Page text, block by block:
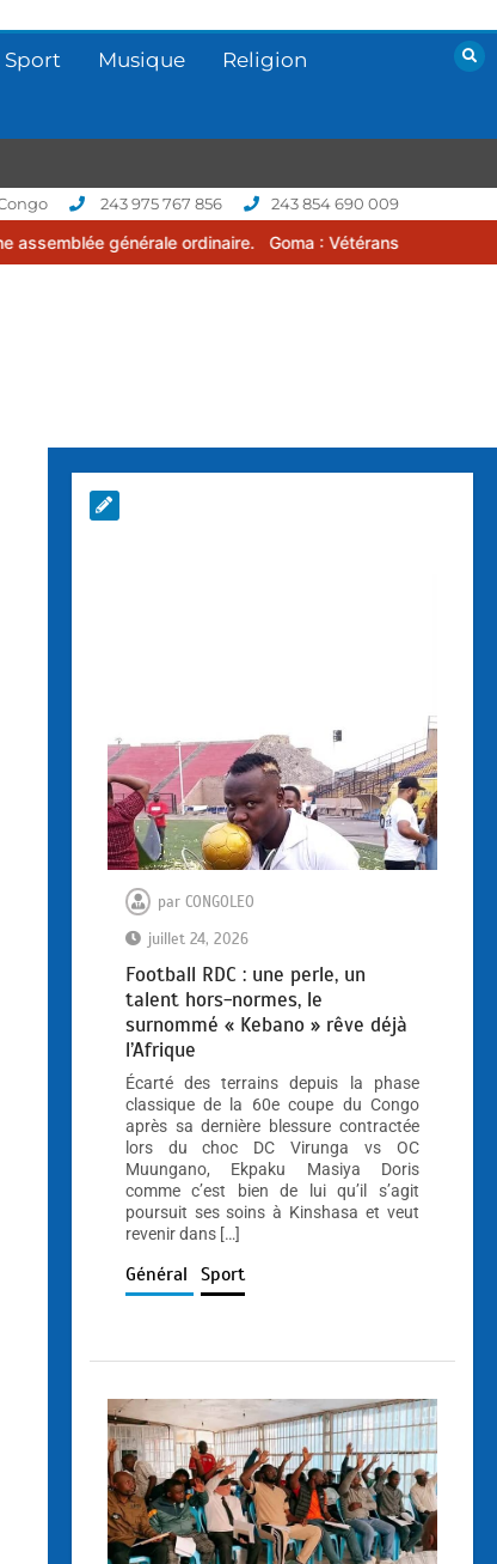
Sport Musique Religion
243 975 767 856 243 854 690 009
ordinaire. Goma : Vétérans Cup 2026 -2027, une
par CONGOLEO
juillet 24, 2026
Football RDC : une perle, un
talent hors-normes, le
surnommé « Kebano » rêve déjà
l’Afrique
Écarté des terrains depuis la phase
classique de la 60e coupe du Congo
après sa dernière blessure contractée
lors du choc DC Virunga vs OC
Muungano, Ekpaku Masiya Doris
comme c’est bien de lui qu’il s’agit
poursuit ses soins à Kinshasa et veut
revenir dans […]
Général Sport